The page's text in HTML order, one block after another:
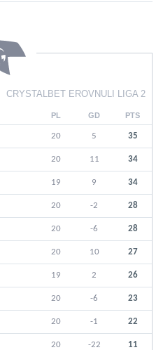
CRYSTALBET EROVNULI LIGA 2
PL GD PTS
20 5 35
20 11 34
19 9 34
20 -2 28
20 -6 28
20 10 27
19 2 26
20 -6 23
20 -1 22
20 -22 11